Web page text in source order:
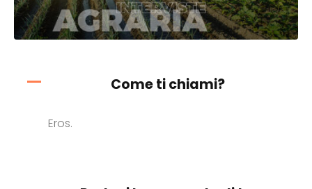
Come ti chiami?
Eros.